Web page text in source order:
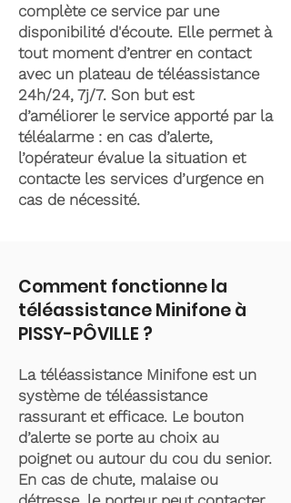
complète ce service par une
disponibilité d'écoute. Elle permet à
tout moment d’entrer en contact
avec un plateau de téléassistance
24h/24, 7j/7. Son but est
d’améliorer le service apporté par la
téléalarme : en cas d’alerte,
l’opérateur évalue la situation et
contacte les services d’urgence en
cas de nécessité.
Comment fonctionne la
téléassistance Minifone à
PISSY-PÔVILLE ?
La téléassistance Minifone est un
système de téléassistance
rassurant et efficace. Le bouton
d’alerte se porte au choix au
poignet ou autour du cou du senior.
En cas de chute, malaise ou